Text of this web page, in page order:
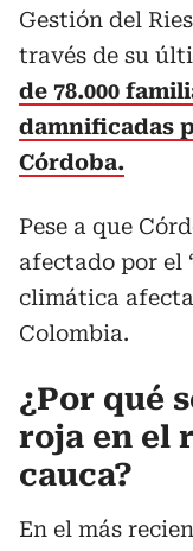
Gestión del
través de su
de 78.000
damnificadas
Córdoba.
Pese a que
afectado por el
climática
Colombia.
¿Por qué
roja en el
cauca?
En el más